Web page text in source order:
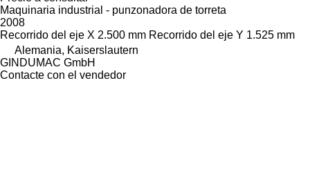
Maquinaria industrial - punzonadora de torreta
2008
Recorrido del eje X 2.500 mm Recorrido del eje Y 1.525 mm
Alemania, Kaiserslautern
GINDUMAC GmbH
Contacte con el vendedor